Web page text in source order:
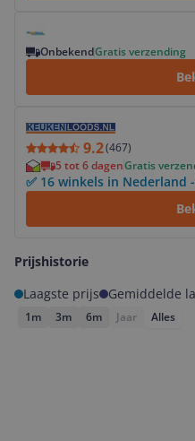
OnbekendGratis verzending
9.2(467)
5 tot 6 dagenGratis
✅ 16 winkels in Nederland
Prijshistorie
Laagste prijs
Gemiddelde
1m 3m 6m Jaar Alles